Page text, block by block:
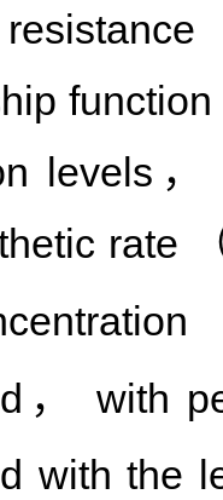
levels
rate
， with
with the